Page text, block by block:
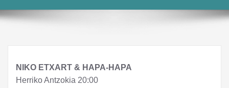
NIKO ETXART & HAPA-HAPA
Herriko Antzokia 20:00